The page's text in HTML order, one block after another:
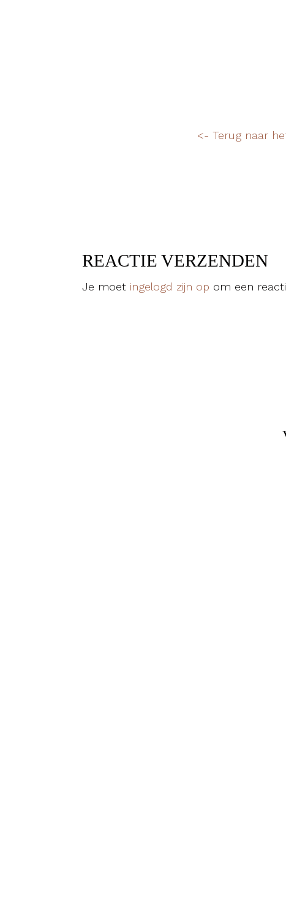
<- Terug naar
REACTIE VERZENDEN
Je moet ingelogd zijn op om een